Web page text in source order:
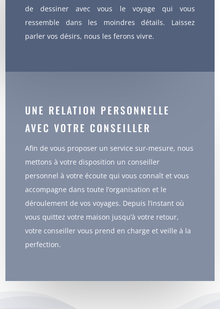
de dessiner avec vous le voyage qui vous
ressemble dans les moindres détails. Laissez
parler vos désirs, nous les ferons vivre.
UNE RELATION PERSONNELLE
AVEC VOTRE CONSEILLER
Afin de vous proposer un service sur-mesure, nous
mettons à votre disposition un conseiller
personnel à votre écoute qui vous connaît et vous
accompagne dans toute l’organisation et le
déroulement de vos voyages. Depuis l’instant où
vous quittez votre maison jusqu’à votre retour,
votre conseiller vous prend en charge et veille à la
perfection.